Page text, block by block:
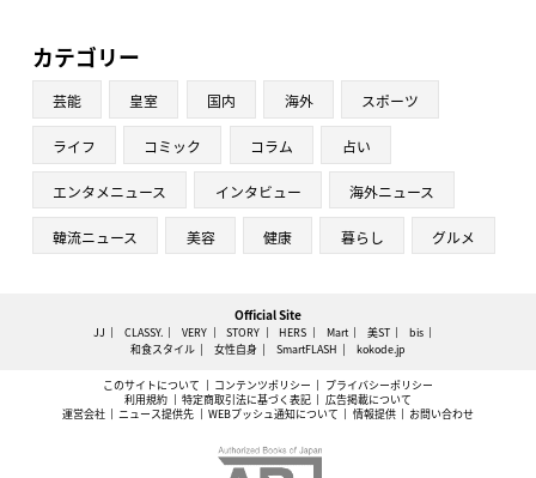
カテゴリー
芸能 皇室 国内 海外 スポーツ
ライフ コミック コラム 占い
エンタメニュース インタビュー 海外ニュース
韓流ニュース 美容 健康 暮らし グルメ
Official Site
JJ CLASSY. VERY STORY HERS Mart 美ST
bis
和食スタイル
女性自身 SmartFLASH kokode.jp
このサイトについて コンテンツポリシー
プライバシーポリシー
利用規約
特定商取引法に基づく表記
広告掲載について
運営会社
ニュース提供先 WEBプッシュ通知について 情報提供 お問い合わせ